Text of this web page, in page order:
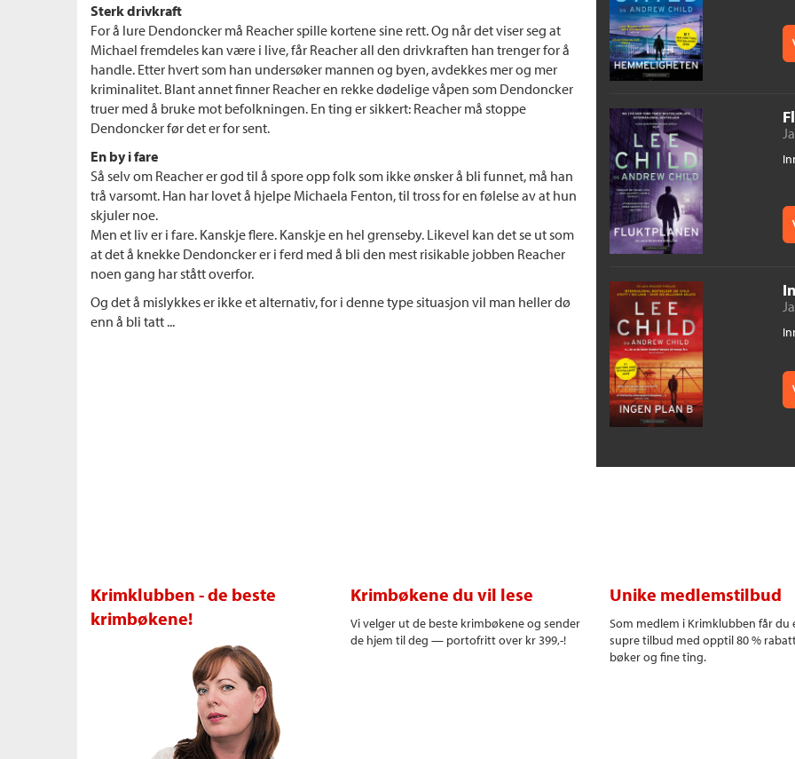
Sterk drivkraft
For å lure Dendoncker må Reacher spille kortene sine rett. Og når det viser seg at
Michael fremdeles kan være i live, får Reacher all den drivkraften han trenger for å
handle. Etter hvert som han undersøker mannen og byen, avdekkes mer og mer
kriminalitet. Blant annet finner Reacher en rekke dødelige våpen som Dendoncker
truer med å bruke mot befolkningen. En ting er sikkert: Reacher må stoppe
Dendoncker før det er for sent.
En by i fare
Så selv om Reacher er god til å spore opp folk som ikke ønsker å bli funnet, må han
trå varsomt. Han har lovet å hjelpe Michaela Fenton, til tross for en følelse av at hun
skjuler noe.
Men et liv er i fare. Kanskje flere. Kanskje en hel grenseby. Likevel kan det se ut som
at det å knekke Dendoncker er i ferd med å bli den mest risikable jobben Reacher
noen gang har stått overfor.
Og det å mislykkes er ikke et alternativ, for i denne type situasjon vil man heller dø
enn å bli tatt ...
Krimklubben - de beste
krimbøkene!
Krimbøkene du vil lese
Vi velger ut de beste krimbøkene og sender
de hjem til deg — portofritt over kr 399,-!
Unike medlemstilbud
Som medlem i Krimklubben får du
supre tilbud med opptil 80 %
bøker og fine ting.